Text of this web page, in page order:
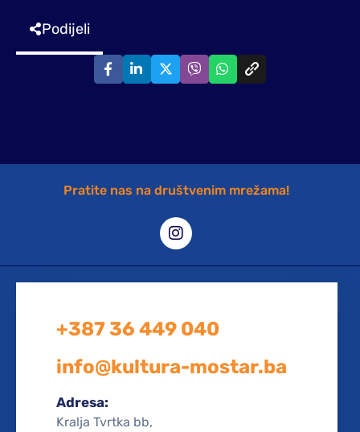
Podijeli
Pratite nas na društvenim mrežama!
+387 36 449 040
info@kultura-mostar.ba
Adresa:
Kralja Tvrtka bb,